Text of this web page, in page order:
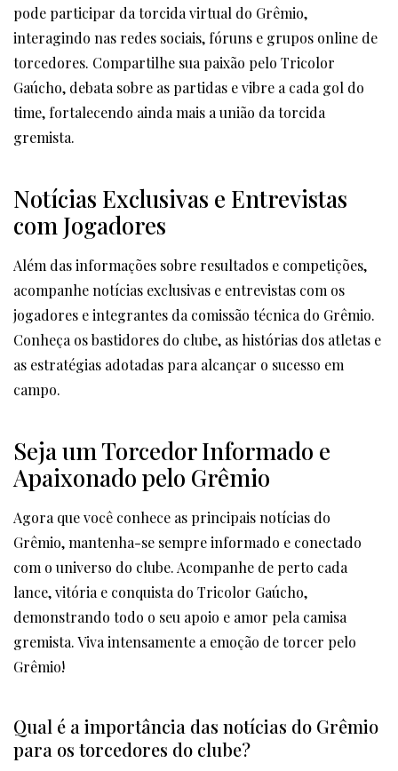
pode participar da torcida virtual do Grêmio,
interagindo nas redes sociais, fóruns e grupos online de
torcedores. Compartilhe sua paixão pelo Tricolor
Gaúcho, debata sobre as partidas e vibre a cada gol do
time, fortalecendo ainda mais a união da torcida
gremista.
Notícias Exclusivas e Entrevistas
com Jogadores
Além das informações sobre resultados e competições,
acompanhe notícias exclusivas e entrevistas com os
jogadores e integrantes da comissão técnica do Grêmio.
Conheça os bastidores do clube, as histórias dos atletas e
as estratégias adotadas para alcançar o sucesso em
campo.
Seja um Torcedor Informado e
Apaixonado pelo Grêmio
Agora que você conhece as principais notícias do
Grêmio, mantenha-se sempre informado e conectado
com o universo do clube. Acompanhe de perto cada
lance, vitória e conquista do Tricolor Gaúcho,
demonstrando todo o seu apoio e amor pela camisa
gremista. Viva intensamente a emoção de torcer pelo
Grêmio!
Qual é a importância das notícias do Grêmio
para os torcedores do clube?